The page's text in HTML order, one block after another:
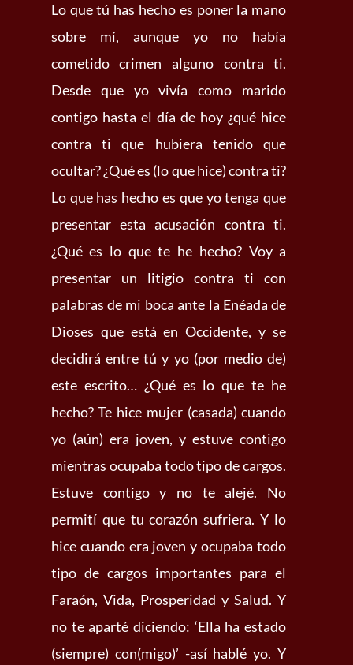
Lo que tú has hecho es poner la mano
sobre mí, aunque yo no había
cometido crimen alguno contra ti.
Desde que yo vivía como marido
contigo hasta el día de hoy ¿qué hice
contra ti que hubiera tenido que
ocultar? ¿Qué es (lo que hice) contra ti?
Lo que has hecho es que yo tenga que
presentar esta acusación contra ti.
¿Qué es lo que te he hecho? Voy a
presentar un litigio contra ti con
palabras de mi boca ante la Enéada de
Dioses que está en Occidente, y se
decidirá entre tú y yo (por medio de)
este escrito… ¿Qué es lo que te he
hecho? Te hice mujer (casada) cuando
yo (aún) era joven, y estuve contigo
mientras ocupaba todo tipo de cargos.
Estuve contigo y no te alejé. No
permití que tu corazón sufriera. Y lo
hice cuando era joven y ocupaba todo
tipo de cargos importantes para el
Faraón, Vida, Prosperidad y Salud. Y
no te aparté diciendo: ‘Ella ha estado
(siempre) con(migo)’ -así hablé yo. Y